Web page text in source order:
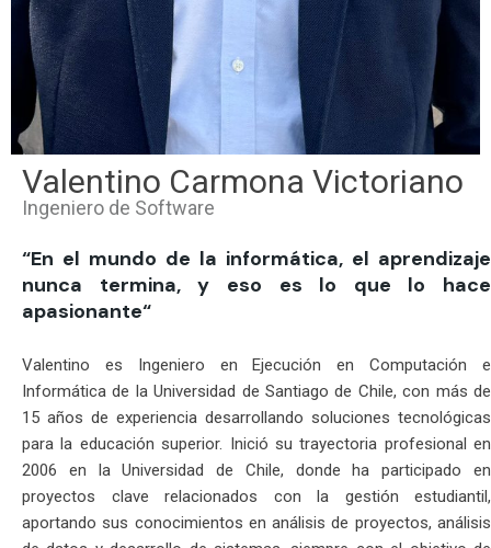
Valentino Carmona Victoriano
Ingeniero de Software
“En el mundo de la informática, el aprendizaje
nunca termina, y eso es lo que lo hace
apasionante“
Valentino es Ingeniero en Ejecución en Computación e
Informática de la Universidad de Santiago de Chile, con más de
15 años de experiencia desarrollando soluciones tecnológicas
para la educación superior. Inició su trayectoria profesional en
2006 en la Universidad de Chile, donde ha participado en
proyectos clave relacionados con la gestión estudiantil,
aportando sus conocimientos en análisis de proyectos, análisis